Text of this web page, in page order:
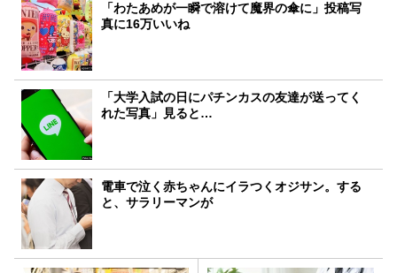
「わたあめが一瞬で溶けて魔界の傘に」投稿写
真に16万いいね
「大学入試の日にパチンカスの友達が送ってく
れた写真」見ると…
電車で泣く赤ちゃんにイラつくオジサン。する
と、サラリーマンが